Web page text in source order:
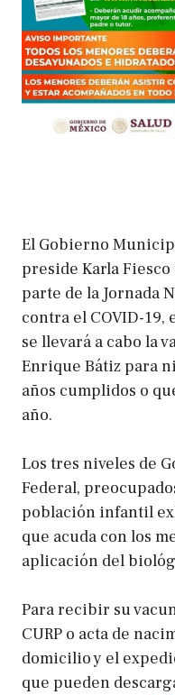
El Gobierno
preside Karla
parte de la Jornada
contra el COVID-
se llevará a cabo la
Enrique Bátiz para
años cumplidos o
año.
Los tres niveles de
Federal,
población infantil
que acuda con los
aplicación del
Para recibir su
CURP o acta de
domicilio y el
que pueden